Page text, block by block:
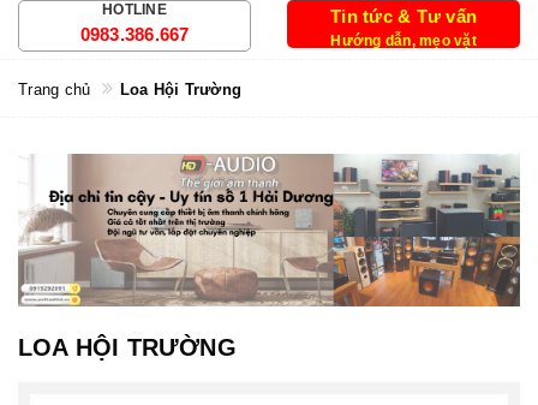
HOTLINE
0983.386.667
Tin tức & Tư vấn
Hướng dẫn, mẹo vặt
Trang chủ Loa Hội Trường
LOA HỘI TRƯỜNG